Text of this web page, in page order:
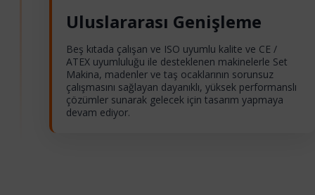
Uluslararası Genişleme
Beş kıtada çalışan ve ISO uyumlu kalite ve CE /
ATEX uyumluluğu ile desteklenen makinelerle Set
Makina, madenler ve taş ocaklarının sorunsuz
çalışmasını sağlayan dayanıklı, yüksek performanslı
çözümler sunarak gelecek için tasarım yapmaya
devam ediyor.